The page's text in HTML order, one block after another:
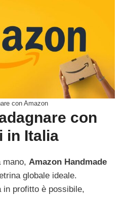
con Amazon
con
in Italia
mano, Amazon Handmade
globale ideale.
profitto è possibile,